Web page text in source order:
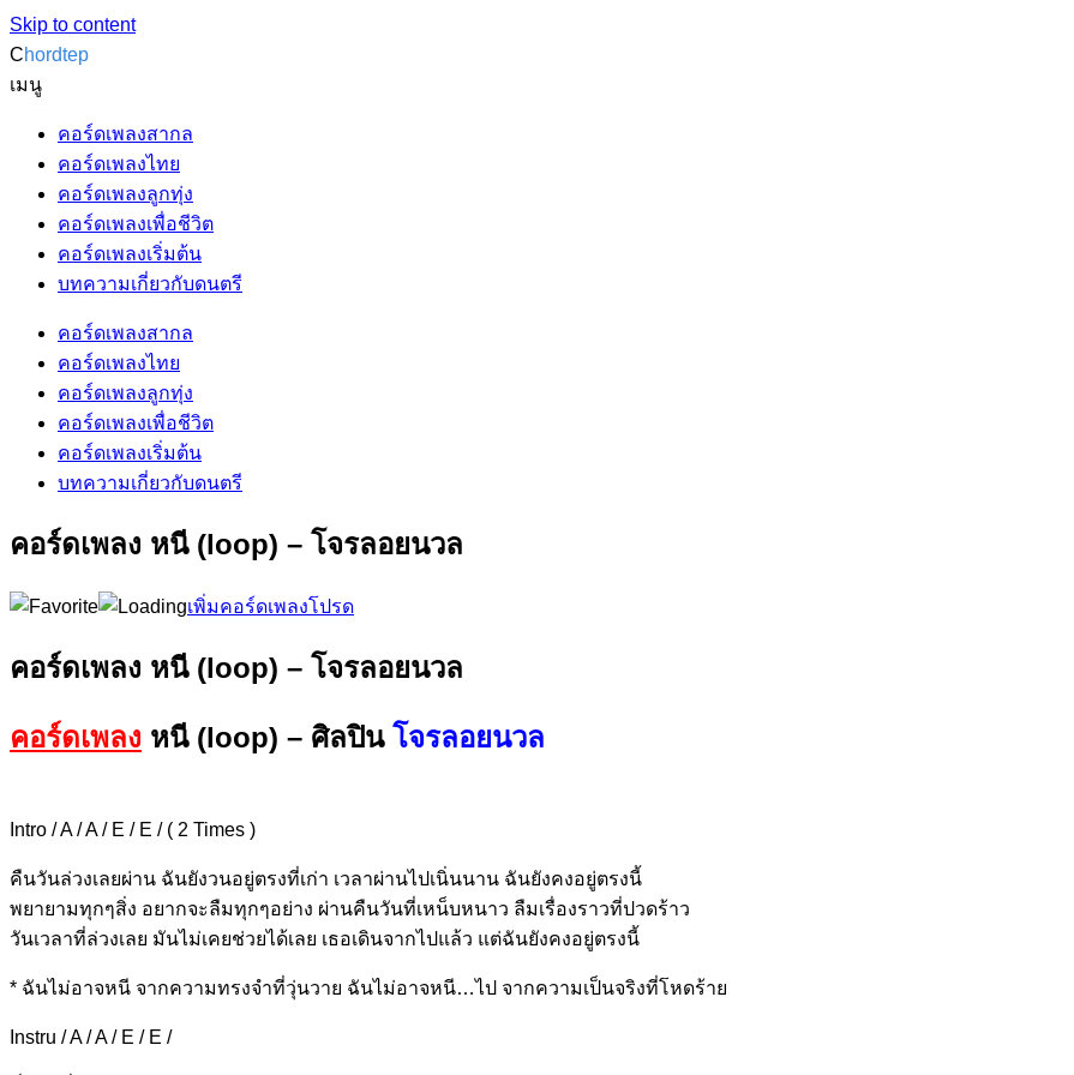
Skip to content
Chordtep
เมนู
คอร์ดเพลงสากล
คอร์ดเพลงไทย
คอร์ดเพลงลูกทุ่ง
คอร์ดเพลงเพื่อชีวิต
คอร์ดเพลงเริ่มต้น
บทความเกี่ยวกับดนตรี
คอร์ดเพลงสากล
คอร์ดเพลงไทย
คอร์ดเพลงลูกทุ่ง
คอร์ดเพลงเพื่อชีวิต
คอร์ดเพลงเริ่มต้น
บทความเกี่ยวกับดนตรี
คอร์ดเพลง หนี (loop) – โจรลอยนวล
เพิ่มคอร์ดเพลงโปรด
คอร์ดเพลง หนี (loop) – โจรลอยนวล
คอร์ดเพลง หนี (loop) – ศิลปิน โจรลอยนวล
Intro / A / A / E / E / ( 2 Times )
คืนวันล่วงเลยผ่าน ฉันยังวนอยู่ตรงที่เก่า เวลาผ่านไปเนิ่นนาน ฉันยังคงอยู่ตรงนี้
พยายามทุกๆสิ่ง อยากจะลืมทุกๆอย่าง ผ่านคืนวันที่เหน็บหนาว ลืมเรื่องราวที่ปวดร้าว
วันเวลาที่ล่วงเลย มันไม่เคยช่วยได้เลย เธอเดินจากไปแล้ว แต่ฉันยังคงอยู่ตรงนี้
* ฉันไม่อาจหนี จากความทรงจำที่วุ่นวาย ฉันไม่อาจหนี…ไป จากความเป็นจริงที่โหดร้าย
Instru / A / A / E / E /